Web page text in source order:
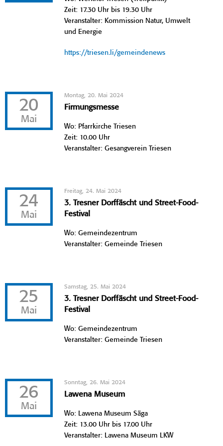
Zeit: 17.30 Uhr bis 19.30 Uhr
Veranstalter: Kommission Natur, Umwelt
und Energie
https://triesen.li/gemeindenews
20
Mai
Montag, 20. Mai 2024
Firmungsmesse
Wo: Pfarrkirche Triesen
Zeit: 10.00 Uhr
Veranstalter: Gesangverein Triesen
24
Mai
Freitag, 24. Mai 2024
3. Tresner Dorffäscht und Street-Food-
Festival
Wo: Gemeindezentrum
Veranstalter: Gemeinde Triesen
25
Mai
Samstag, 25. Mai 2024
3. Tresner Dorffäscht und Street-Food-
Festival
Wo: Gemeindezentrum
Veranstalter: Gemeinde Triesen
26
Mai
Sonntag, 26. Mai 2024
Lawena Museum
Wo: Lawena Museum Säga
Zeit: 13.00 Uhr bis 17.00 Uhr
Veranstalter: Lawena Museum LKW